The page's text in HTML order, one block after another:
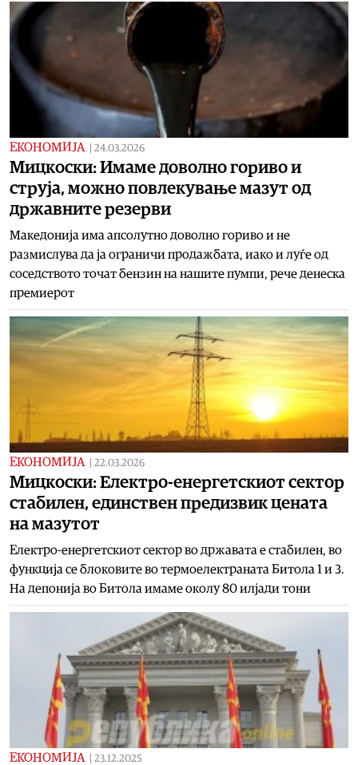
ЕКОНОМИЈА 24.03.2026
Мицкоски: Имаме доволно гориво и
струја, можно повлекување мазут од
државните резерви
Македонија има апсолутно доволно гориво и не
размислува да ја ограничи продажбата, иако и луѓе од
соседството точат бензин на нашите пумпи, рече денеска
премиерот
ЕКОНОМИЈА 22.03.2026
Мицкоски: Електро-енергетскиот сектор
стабилен, единствен предизвик цената
на мазутот
Електро-енергетскиот сектор вo државата е стабилен, во
функција се блоковите во термоелектраната Битола 1 и 3.
На депонија во Битола имаме околу 80 илјади тони
ЕКОНОМИЈА 23.12.2025